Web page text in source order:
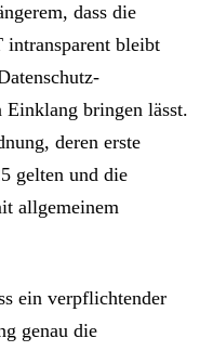
dass die
intransparent bleibt
bringen lässt.
deren erste
gelten und die
allgemeinem
ein verpflichtender
genau die